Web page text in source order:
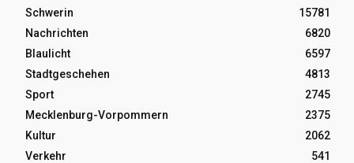
Schwerin
15781
Nachrichten
6820
Blaulicht
6597
Stadtgeschehen
4813
Sport
2745
Mecklenburg-Vorpommern
2375
Kultur
2062
Verkehr
541